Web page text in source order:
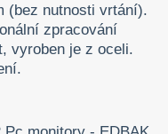
(bez nutnosti vrtání).
zpracování
vyroben je z oceli.